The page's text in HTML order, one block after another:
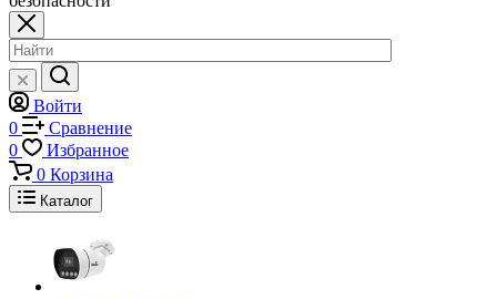
Войти
0
Сравнение
0
Избранное
0 Корзина
Каталог